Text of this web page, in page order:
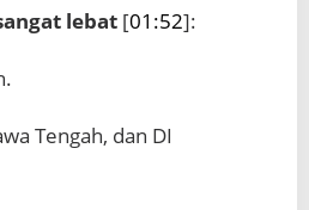
lebat [01:52]:
Tengah, dan DI